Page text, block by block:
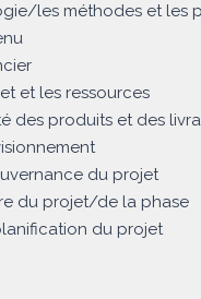
les méthodes et les
et les ressources
des produits et des
du projet
du projet/de la phase
du projet